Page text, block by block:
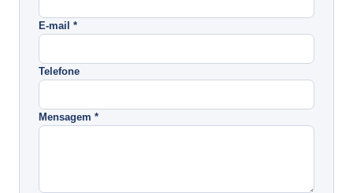
E-mail *
Telefone
Mensagem *